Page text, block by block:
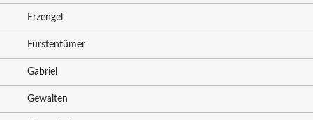
Erzengel
Fürstentümer
Gabriel
Gewalten